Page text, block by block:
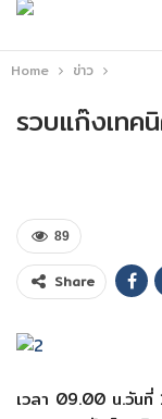
Home ข่าว
รวบแก๊งเทค
89
Share
เวลา 09.00 น.วันที่